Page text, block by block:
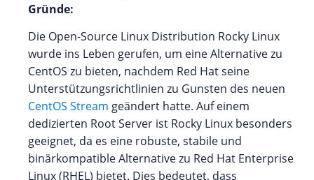
Gründe:
Die Open-Source Linux Distribution Rocky Linux
wurde ins Leben gerufen, um eine Alternative zu
CentOS zu bieten, nachdem Red Hat seine
Unterstützungsrichtlinien zu Gunsten des neuen
CentOS Stream geändert hatte. Auf einem
dedizierten Root Server ist Rocky Linux besonders
geeignet, da es eine robuste, stabile und
binärkompatible Alternative zu Red Hat Enterprise
Linux (RHEL) bietet. Dies bedeutet, dass